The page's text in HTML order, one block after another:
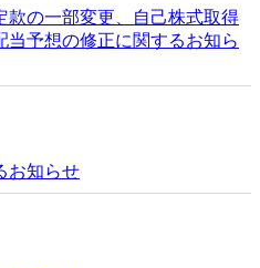
款の一部変更、自己株式取得
予想の修正に関するお知ら
お知らせ